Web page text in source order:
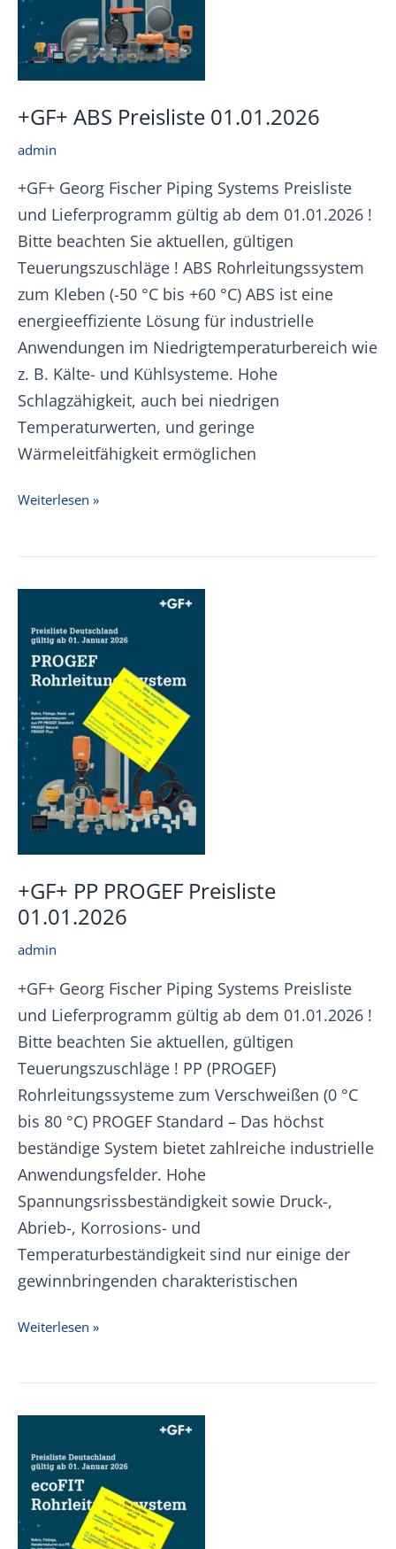
+GF+ ABS Preisliste 01.01.2026
admin
+GF+ Georg Fischer Piping Systems Preisliste
und Lieferprogramm gültig ab dem 01.01.2026 !
Bitte beachten Sie aktuellen, gültigen
Teuerungszuschläge ! ABS Rohrleitungssystem
zum Kleben (-50 °C bis +60 °C) ABS ist eine
energieeffiziente Lösung für industrielle
Anwendungen im Niedrigtemperaturbereich wie
z. B. Kälte- und Kühlsysteme. Hohe
Schlagzähigkeit, auch bei niedrigen
Temperaturwerten, und geringe
Wärmeleitfähigkeit ermöglichen
+GF+
Preisliste
Weiterlesen »
+GF+ PP PROGEF Preisliste
01.01.2026
admin
+GF+ Georg Fischer Piping Systems Preisliste
und Lieferprogramm gültig ab dem 01.01.2026 !
Bitte beachten Sie aktuellen, gültigen
Teuerungszuschläge ! PP (PROGEF)
Rohrleitungssysteme zum Verschweißen (0 °C
bis 80 °C) PROGEF Standard – Das höchst
beständige System bietet zahlreiche industrielle
Anwendungsfelder. Hohe
Spannungsrissbeständigkeit sowie Druck-,
Abrieb-, Korrosions- und
Temperaturbeständigkeit sind nur einige der
gewinnbringenden charakteristischen
+GF+
PROGEF
Weiterlesen »